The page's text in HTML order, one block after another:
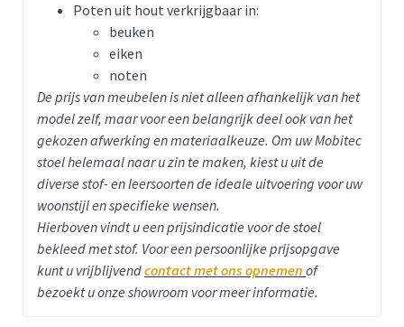
Poten uit hout verkrijgbaar in:
beuken
eiken
noten
De prijs van meubelen is niet alleen afhankelijk van het
model zelf, maar voor een belangrijk deel ook van het
gekozen afwerking en materiaalkeuze. Om uw Mobitec
stoel helemaal naar u zin te maken, kiest u uit de
diverse stof- en leersoorten de ideale uitvoering voor uw
woonstijl en specifieke wensen.
Hierboven vindt u een prijsindicatie voor de stoel
bekleed met stof. Voor een persoonlijke prijsopgave
kunt u vrijblijvendcontact met ons opnemen of
bezoekt u onze showroom voor meer informatie.